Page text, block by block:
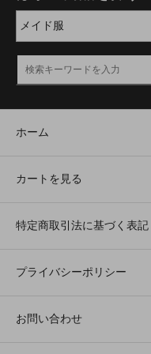
ホーム
カートを見る
特定商取引法に基づく表記
プライバシーポリシー
お問い合わせ